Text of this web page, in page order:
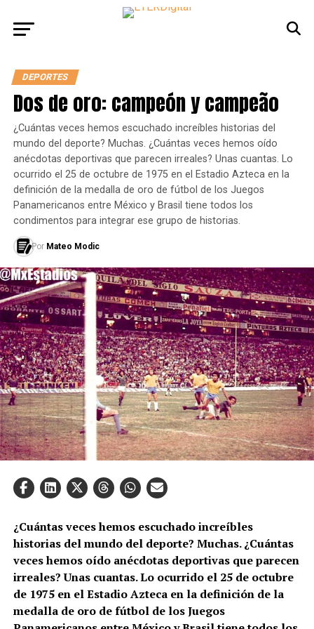
DEPORTES
Dos de oro: campeón y campeão
¿Cuántas veces hemos escuchado increíbles historias del
mundo del deporte? Muchas. ¿Cuántas veces hemos oído
anécdotas deportivas que parecen irreales? Unas cuantas. Lo
ocurrido el 25 de octubre de 1975 en el Estadio Azteca en la
definición de la medalla de oro de fútbol de los Juegos
Panamericanos entre México y Brasil tiene todos los
condimentos para integrar ese grupo de historias.
Por Mateo Modic
¿Cuántas veces hemos escuchado increíbles
historias del mundo del deporte? Muchas. ¿Cuántas
veces hemos oído anécdotas deportivas que parecen
irreales? Unas cuantas. Lo ocurrido el 25 de octubre
de 1975 en el Estadio Azteca en la definición de la
medalla de oro de fútbol de los Juegos